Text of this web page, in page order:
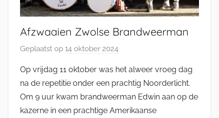
Afzwaaien Zwolse Brandweerman
Geplaatst op 14 oktober 2024
o
r
M
i
Op vrijdag 11 oktober was het alweer vroeg dag
na de repetitie onder een prachtig Noorderlicht.
Om 9 uur kwam brandweerman Edwin aan op de
kazerne in een prachtige Amerikaanse